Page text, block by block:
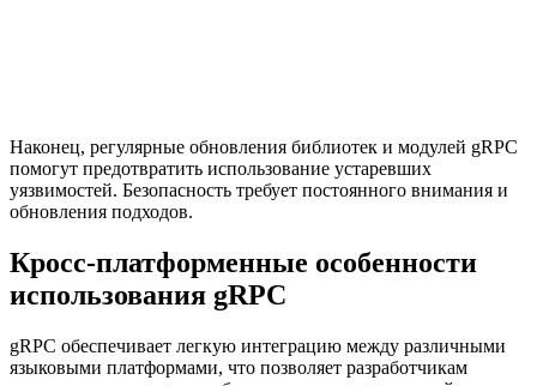
Наконец, регулярные обновления библиотек и модулей gRPC
помогут предотвратить использование устаревших
уязвимостей. Безопасность требует постоянного внимания и
обновления подходов.
Кросс-платформенные особенности
использования gRPC
gRPC обеспечивает легкую интеграцию между различными
языковыми платформами, что позволяет разработчикам